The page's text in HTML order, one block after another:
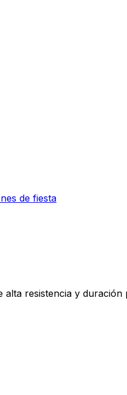
de fiesta
resistencia y